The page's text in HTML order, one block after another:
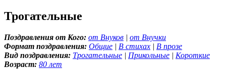
Трогательные
Поздравления от Кого: от Внуков | от Внучки
Формат поздравления: Общие | В стихах | В прозе
Вид поздравления: Трогательные | Прикольные | Короткие
Возраст: 80 лет